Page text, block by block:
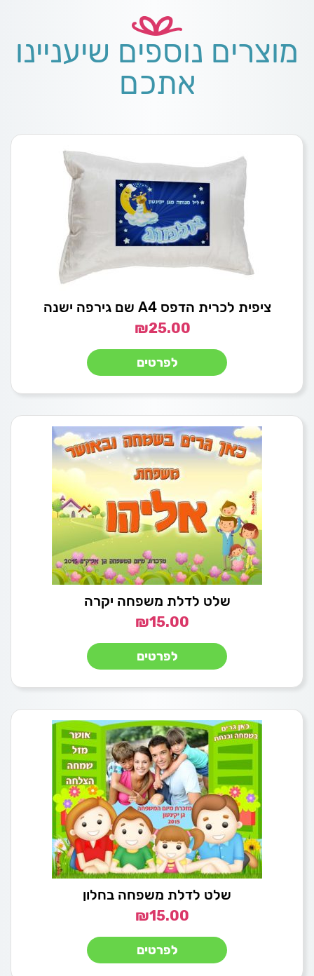
מוצרים נוספים שיעניינו
אתכם
ציפית לכרית הדפס A4 שם גירפה ישנה
₪25.00
לפרטים
שלט לדלת משפחה יקרה
₪15.00
לפרטים
שלט לדלת משפחה בחלון
₪15.00
לפרטים